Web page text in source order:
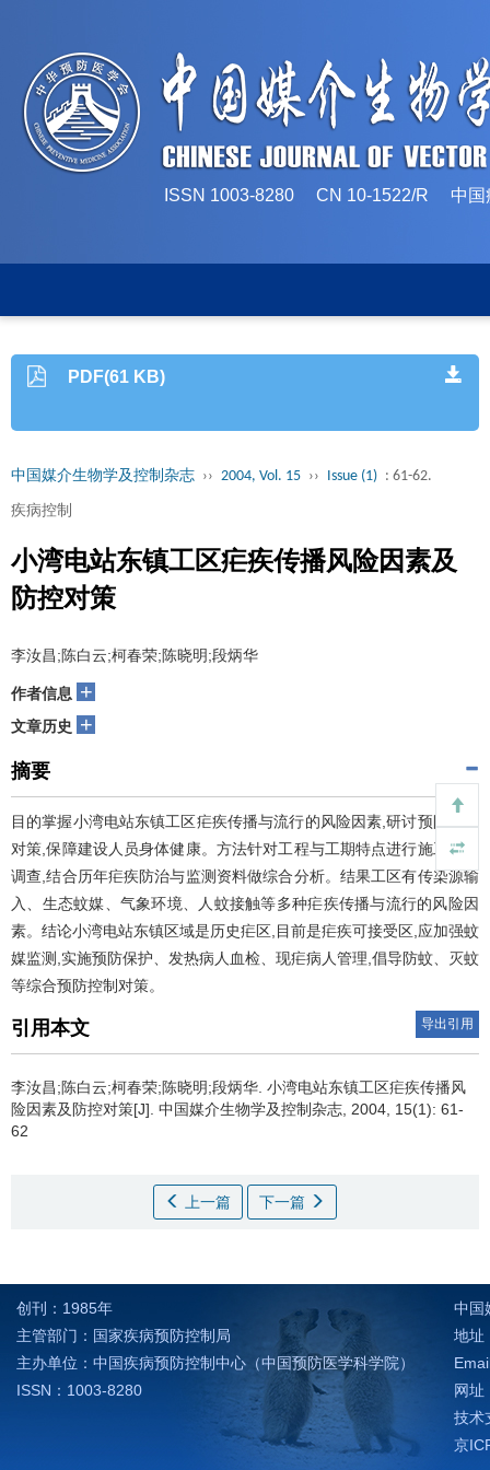
ISSN 1003-8280 CN 10-1522/R 中国
PDF(61 KB)
中国媒介生物学及控制杂志 ›› 2004, Vol. 15 ›› Issue (1) : 61-62.
疾病控制
小湾电站东镇工区疟疾传播风险因素及
防控对策
李汝昌;陈白云;柯春荣;陈晓明;段炳华
作者信息 +
文章历史 +
摘要
目的掌握小湾电站东镇工区疟疾传播与流行的风险因素,研讨预防控制
对策,保障建设人员身体健康。方法针对工程与工期特点进行施工现场
调查,结合历年疟疾防治与监测资料做综合分析。结果工区有传染源输
入、生态蚊媒、气象环境、人蚊接触等多种疟疾传播与流行的风险因
素。结论小湾电站东镇区域是历史疟区,目前是疟疾可接受区,应加强蚊
媒监测,实施预防保护、发热病人血检、现疟病人管理,倡导防蚊、灭蚊
等综合预防控制对策。
引用本文 导出引用
李汝昌;陈白云;柯春荣;陈晓明;段炳华. 小湾电站东镇工区疟疾传播风
险因素及防控对策[J]. 中国媒介生物学及控制杂志, 2004, 15(1): 61-
62
上一篇 下一篇
创刊：1985年
主管部门：国家疾病预防控制局
主办单位：中国疾病预防控制中心（中国预防医学科学院）
ISSN：1003-8280
中国
地址
网址
技术
京